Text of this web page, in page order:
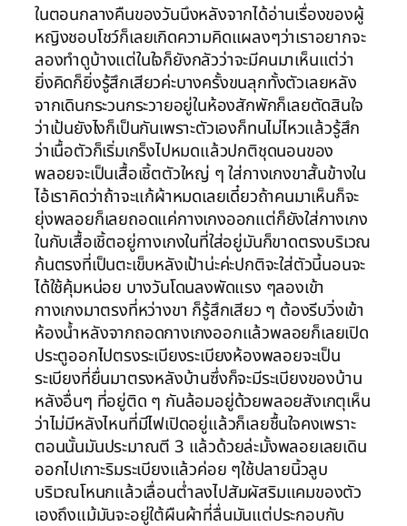
ในตอนกลางคืนของวันนึงหลังจากได้อ่านเรื่องของผู้
หญิงชอบโชว์ก็เลยเกิดความคิดแผลงๆว่าเราอยากจะ
ลองทำดูบ้างแต่ในใจก็ยังกลัวว่าจะมีคนมาเห็นแต่ว่า
ยิ่งคิดก็ยิ่งรู้สึกเสียวค่ะบางครั้งขนลุกทั้งตัวเลยหลัง
จากเดินกระวนกระวายอยู่ในห้องสักพักก็เลยตัดสินใจ
ว่าเป้นยังไงก็เป็นกันเพราะตัวเองก็ทนไม่ไหวแล้วรู้สึก
ว่าเนื้อตัวก็เริ่มเกร็งไปหมดแล้วปกติชุดนอนของ
พลอยจะเป็นเสื้อเชิ้ตตัวใหญ่ ๆ ใส่กางเกงขาสั้นข้างใน
ไอ้เราคิดว่าถ้าจะแก้ผ้าหมดเลยเดี๋ยวถ้าคนมาเห็นก็จะ
ยุ่งพลอยก็เลยถอดแค่กางเกงออกแต่ก็ยังใส่กางเกง
ในกับเสื้อเชิ้ตอยู่กางเกงในที่ใส่อยู่มันก็ขาดตรงบริเวณ
ก้นตรงที่เป็นตะเข็บหลังเป้าน่ะค่ะปกติจะใส่ตัวนี้นอนจะ
ได้ใช้คุ้มหน่อย บางวันโดนลงพัดแรง ๆลองเข้า
กางเกงมาตรงที่หว่างขา ก็รู้สึกเสียว ๆ ต้องรีบวิ่งเข้า
ห้องน้ำหลังจากถอดกางเกงออกแล้วพลอยก็เลยเปิด
ประตูออกไปตรงระเบียงระเบียงห้องพลอยจะเป็น
ระเบียงที่ยื่นมาตรงหลังบ้านซึ่งก็จะมีระเบียงของบ้าน
หลังอื่นๆ ที่อยู่ติด ๆ กันล้อมอยู่ด้วยพลอยสังเกตุเห็น
ว่าไม่มีหลังไหนที่มีไฟเปิดอยู่แล้วก็เลยชื้นใจคงเพราะ
ตอนนั้นมันประมาณตี 3 แล้วด้วยล่ะมั้งพลอยเลยเดิน
ออกไปเกาะริมระเบียงแล้วค่อย ๆใช้ปลายนิ้วลูบ
บริเวณโหนกแล้วเลื่อนต่ำลงไปสัมผัสริมแคมของตัว
เองถึงแม้มันจะอยู่ใต้ผืนผ้าที่ลื่นมันแต่ประกอบกับ